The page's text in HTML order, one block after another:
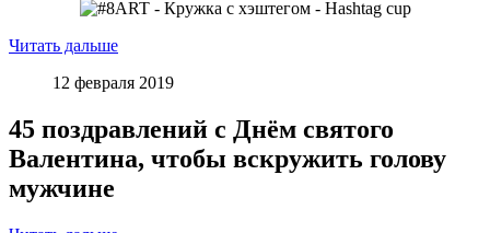
Читать дальше
12 февраля 2019
45 поздравлений с Днём святого
Валентина, чтобы вскружить голову
мужчине